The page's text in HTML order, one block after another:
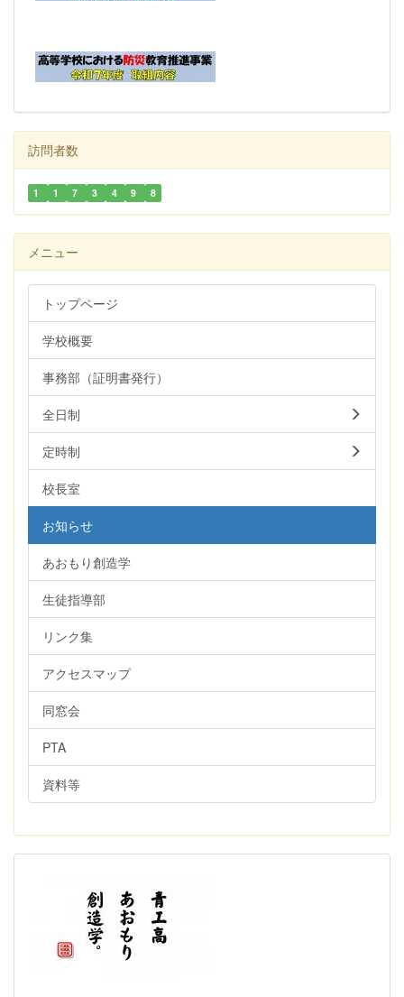
訪問者数
1 1 7 3 4 9 8
メニュー
トップページ
学校概要
事務部（証明書発行）
全日制
定時制
校長室
お知らせ
あおもり創造学
生徒指導部
リンク集
アクセスマップ
同窓会
PTA
資料等